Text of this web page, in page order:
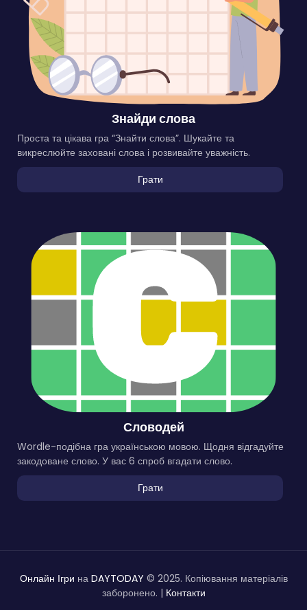
Знайди слова
Проста та цікава гра “Знайти слова”. Шукайте та
викреслюйте заховані слова і розвивайте уважність.
Грати
Словодей
Wordle-подібна гра українською мовою. Щодня відгадуйте
закодоване слово. У вас 6 спроб вгадати слово.
Грати
Онлайн Ігри на DAYTODAY © 2025. Копіювання матеріалів
заборонено. | Контакти